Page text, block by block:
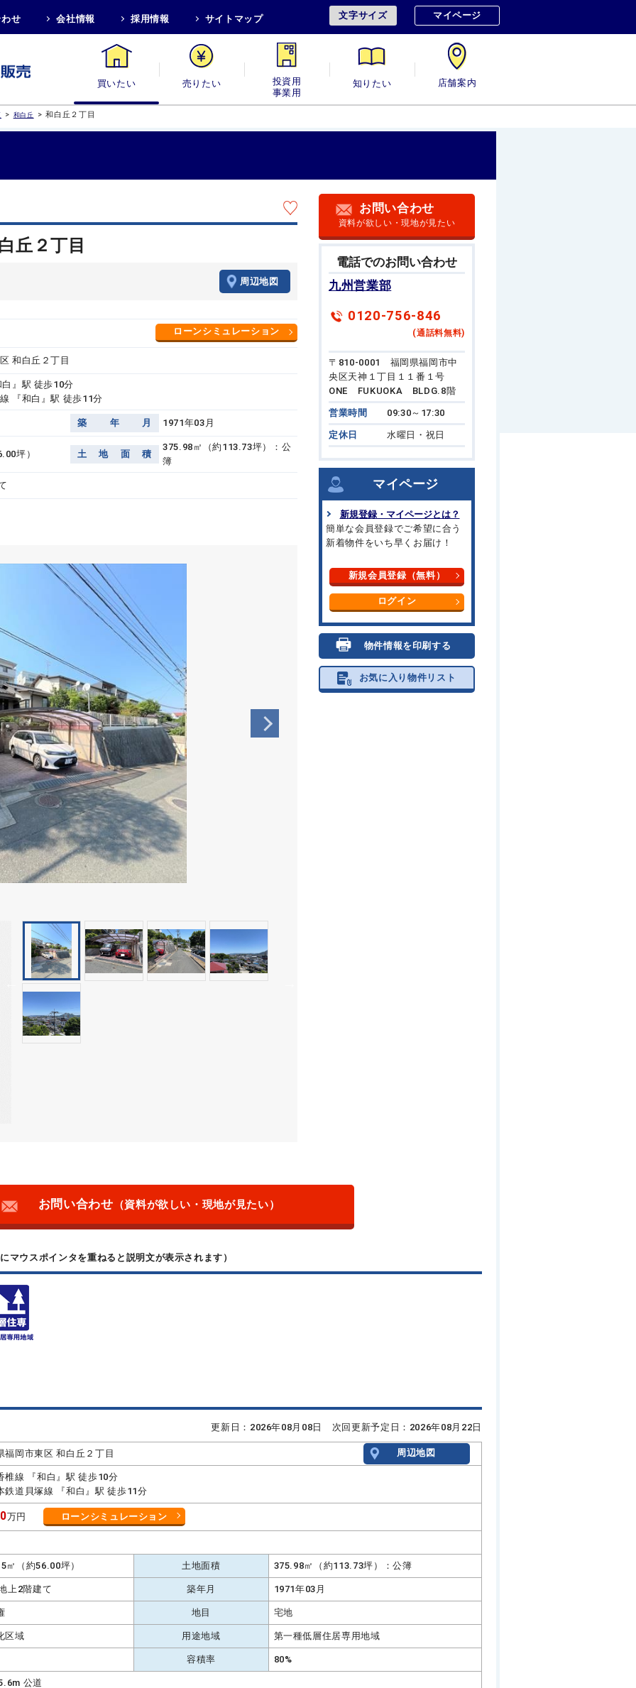
せ 会社情報 採用情報 サイトマップ 文字サイズ マイページ
買いたい 売りたい 投資用・事業用 知りたい 店舗案内
> 和白丘 > 和白丘２丁目
丘２丁目
周辺地図
ローンシミュレーション
和白丘２丁目
』駅 徒歩10分
『和白』駅 徒歩11分
築 年 月 1971年03月
坪） 土 地 面 積
375.98㎡（約113.73坪）：公
簿
お問い合わせ
資料が欲しい・現地が見たい
電話でのお問い合わせ
九州営業部
0120-756-846
(通話料無料)
〒810-0001 福岡県福岡市中
央区天神１丁目１１番１号
ONE FUKUOKA BLDG.8階
営業時間 09:30～17:30
定休日 水曜日・祝日
マイページ
新規登録・マイページとは？
簡単な会員登録でご希望に合う
新着物件をいち早くお届け！
新規会員登録（無料）
ログイン
物件情報を印刷する
お気に入り物件リスト
お問い合わせ （資料が欲しい・現地が見たい）
マウスポインタを重ねると説明文が表示されます）
更新日：2026年08月08日 次回更新予定日：2026年08月22日
福岡市東区 和白丘２丁目 周辺地図
椎線 『和白』駅 徒歩10分
鉄道貝塚線 『和白』駅 徒歩11分
万円 ローンシミュレーション
㎡（約56.00坪） 土地面積 375.98㎡（約113.73坪）：公簿
上2階建て 築年月 1971年03月
地目 宅地
区域 用途地域 第一種低層住居専用地域
容積率 80%
公道